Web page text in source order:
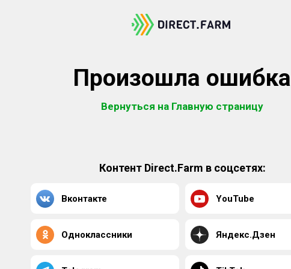
Произошла ошибка
Вернуться на Главную страницу
Контент Direct.Farm в соцсетях:
Вконтакте YouTube
Одноклассники Яндекс.Дзен